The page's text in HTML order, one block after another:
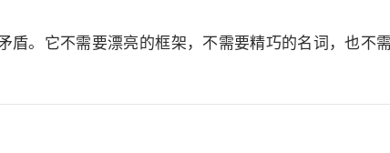
。它不需要漂亮的框架，不需要精巧的名词，也不